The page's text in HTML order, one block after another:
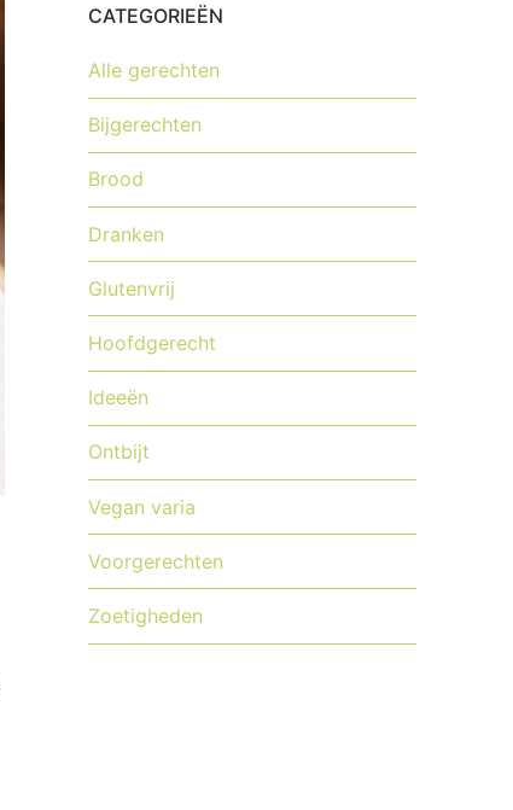
CATEGORIEËN
Alle gerechten
Bijgerechten
Brood
Dranken
Glutenvrij
Hoofdgerecht
Ideeën
Ontbijt
Vegan varia
Voorgerechten
Zoetigheden